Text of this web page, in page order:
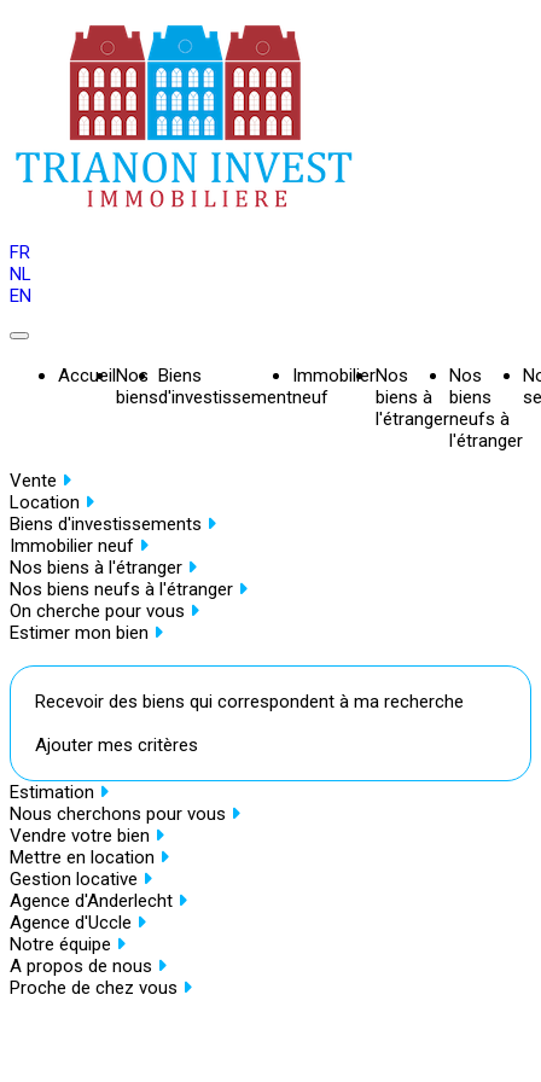
FR
NL
EN
AccueilNos
biens
Biens
d'investissement
Immobilier
neuf
Nos
biens à
l'étranger
Nos
biens
neufs à
l'étranger
Vente
Location
Biens d'investissements
Immobilier neuf
Nos biens à l'étranger
Nos biens neufs à l'étranger
On cherche pour vous
Estimer mon bien
Recevoir des biens qui correspondent à ma recherche
Ajouter mes critères
Estimation
Nous cherchons pour vous
Vendre votre bien
Mettre en location
Gestion locative
Agence d'Anderlecht
Agence d'Uccle
Notre équipe
A propos de nous
Proche de chez vous